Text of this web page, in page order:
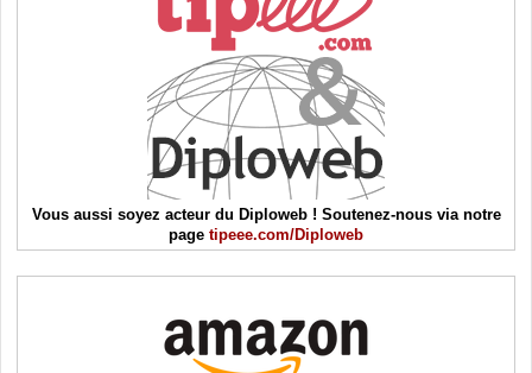
Vous aussi soyez acteur du Diploweb ! Soutenez-nous via notre
page tipeee.com/Diploweb